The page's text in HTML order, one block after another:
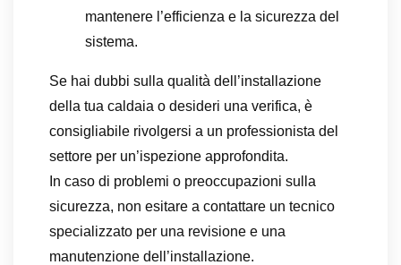
mantenere l’efficienza e la sicurezza del
sistema.
Se hai dubbi sulla qualità dell’installazione
della tua caldaia o desideri una verifica, è
consigliabile rivolgersi a un professionista del
settore per un’ispezione approfondita.
In caso di problemi o preoccupazioni sulla
sicurezza, non esitare a contattare un tecnico
specializzato per una revisione e una
manutenzione dell’installazione.